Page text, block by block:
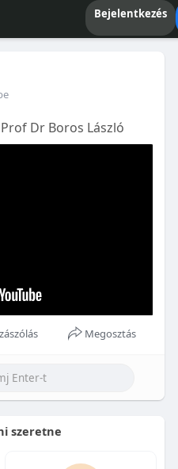
Bejelentkezés
Dr Boros László
Megosztás
szeretne